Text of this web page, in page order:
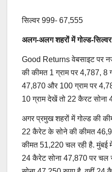
सिल्वर 999- 67,555
अलग-अलग शहरों में गोल्ड-
Good Returns वेबसाइट पर
की कीमत 1 ग्राम पर 4,787, 8
47,870 और 100 ग्राम पर
10 ग्राम देखें तो 22 कैरट सोना
अगर प्रमुख शहरों में गोल्ड की
22 कैरेट के सोने की कीमत
कीमत 51,220 चल रही है.
24 कैरेट सोना 47,870 पर चल